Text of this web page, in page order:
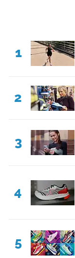
1
2
3
4
5